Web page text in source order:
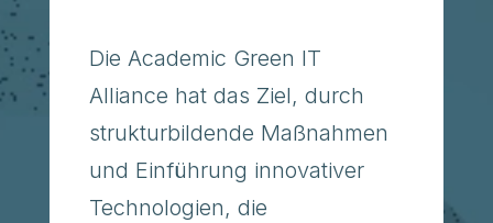
Die Academic Green IT
Alliance hat das Ziel, durch
strukturbildende Maßnahmen
und Einführung innovativer
Technologien, die